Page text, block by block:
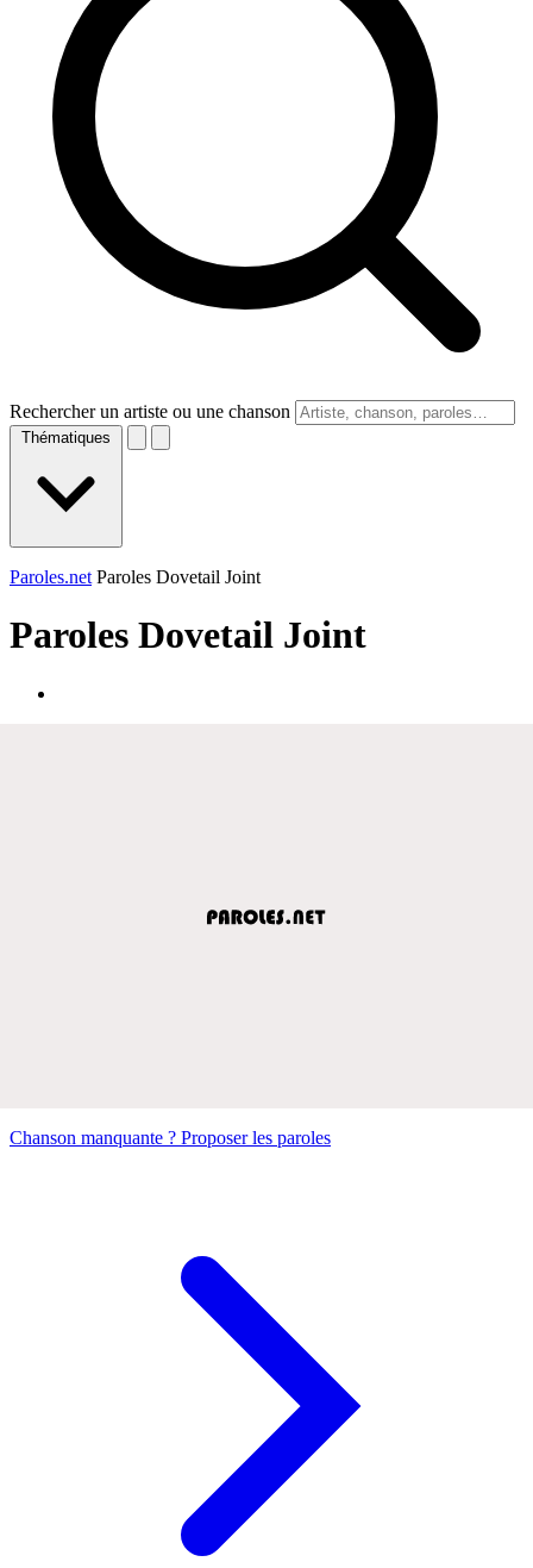
Rechercher un artiste ou une chanson
Thématiques
Paroles.net Paroles Dovetail Joint
Paroles Dovetail Joint
Chanson manquante ? Proposer les paroles